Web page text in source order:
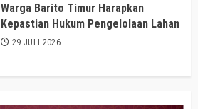
Warga Barito Timur Harapkan
Kepastian Hukum Pengelolaan Lahan
29 JULI 2026